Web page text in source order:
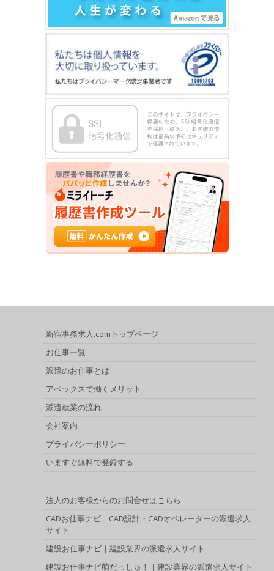
新宿事務求人.comトップページ
お仕事一覧
派遣のお仕事とは
アペックスで働くメリット
派遣就業の流れ
会社案内
プライバシーポリシー
いますぐ無料で登録する
法人のお客様からのお問合せはこちら
CADお仕事ナビ｜CAD設計・CADオペレーターの派遣求人
サイト
建設お仕事ナビ｜建設業界の派遣求人サイト
建設お仕事ナビ萌だっしゅ！｜建設業界の派遣求人サイト